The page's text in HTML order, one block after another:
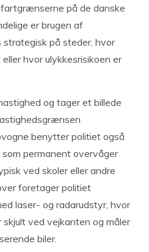
på de danske
er brugen af
på steder, hvor
hvor ulykkesrisikoen er
og tager et billede
benytter politiet også
permanent overvåger
ved skoler eller andre
foretager politiet
laser- og radarudstyr, hvor
ved vejkanten og måler
biler.